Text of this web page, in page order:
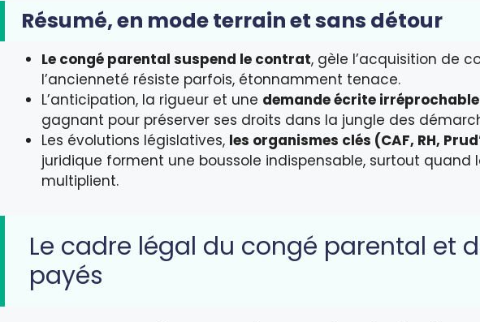
Résumé, en mode terrain et sans détour
Le congé parental suspend le contrat, gèle l’acquisition de
l’ancienneté résiste parfois, étonnamment tenace.
L’anticipation, la rigueur et une demande écrite irréprochable
gagnant pour préserver ses droits dans la jungle des
Les évolutions législatives, les organismes clés (CAF, RH,
juridique forment une boussole indispensable, surtout quand
multiplient.
Le cadre légal du congé parental et
payés